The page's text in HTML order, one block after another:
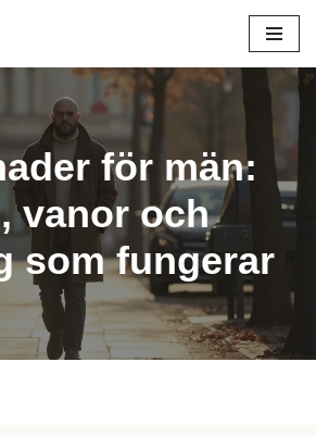
för män:
vanor och
som fungerar